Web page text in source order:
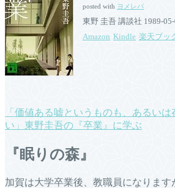
posted with ヨメレバ
東野 圭吾 講談社 1989-
Amazon Kindle 楽天ブッ
「価値ある嘘というものも、あるい
い」東野圭吾の『卒業』に学ぶ
『眠りの森』
加賀は大学卒業後、教職員になります